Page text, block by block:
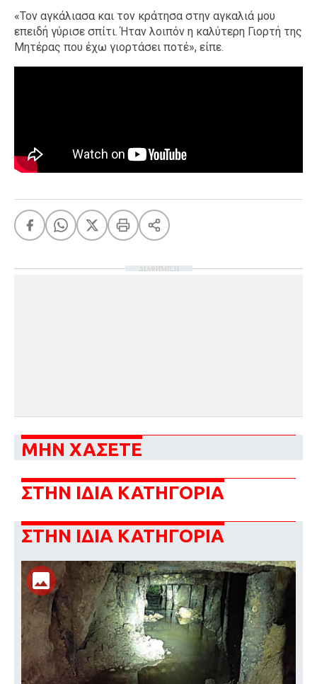
«Τον αγκάλιασα και τον κράτησα στην αγκαλιά μου
επειδή γύρισε σπίτι. Ήταν λοιπόν η καλύτερη Γιορτή της
Μητέρας που έχω γιορτάσει ποτέ», είπε.
ΔΙΑΦΗΜΙΣΗ
ΜΗΝ ΧΑΣΕΤΕ
ΣΤΗΝ ΙΔΙΑ ΚΑΤΗΓΟΡΙΑ
ΣΤΗΝ ΙΔΙΑ ΚΑΤΗΓΟΡΙΑ